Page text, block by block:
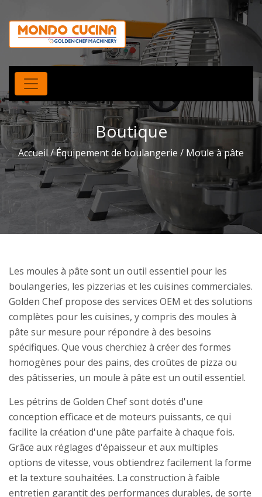
Boutique
Accueil/Équipement de boulangerie / Moule à pâte
Les moules à pâte sont un outil essentiel pour les
boulangeries, les pizzerias et les cuisines commerciales.
Golden Chef propose des services OEM et des solutions
complètes pour les cuisines, y compris des moules à
pâte sur mesure pour répondre à des besoins
spécifiques. Que vous cherchiez à créer des formes
homogènes pour des pains, des croûtes de pizza ou
des pâtisseries, un moule à pâte est un outil essentiel.
Les pétrins de Golden Chef sont dotés d'une
conception efficace et de moteurs puissants, ce qui
facilite la création d'une pâte parfaite à chaque fois.
Grâce aux réglages d'épaisseur et aux multiples
options de vitesse, vous obtiendrez facilement la forme
et la texture souhaitées. La construction à faible
entretien garantit des performances durables, de sorte